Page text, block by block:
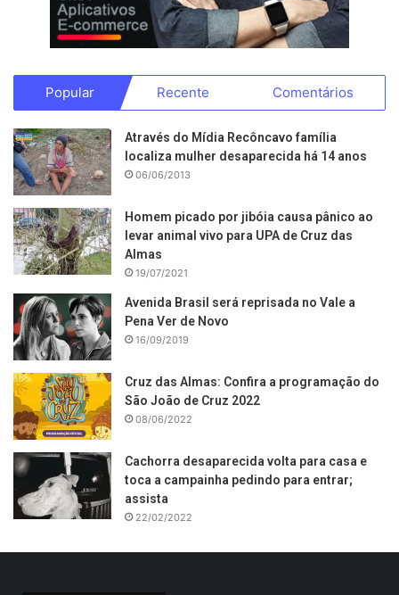
Popular Recente Comentários
Através do Mídia Recôncavo família
localiza mulher desaparecida há 14 anos
06/06/2013
Homem picado por jibóia causa pânico ao
levar animal vivo para UPA de Cruz das
Almas
19/07/2021
Avenida Brasil será reprisada no Vale a
Pena Ver de Novo
16/09/2019
Cruz das Almas: Confira a programação do
São João de Cruz 2022
08/06/2022
Cachorra desaparecida volta para casa e
toca a campainha pedindo para entrar;
assista
22/02/2022